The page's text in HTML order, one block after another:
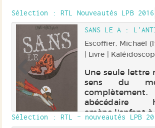
travaille là,
fouet ces
Les chambres 2
7 et 12 r...
Sélection : RTL Nouveautés LPB 2016
SANS LE A :
Escoffier, Michaël
| Livre |
Une seule lettre
sens du
abécédaire
amène l'enfant
en lui apprenant
Sélection : RTL - nouveautés LPB